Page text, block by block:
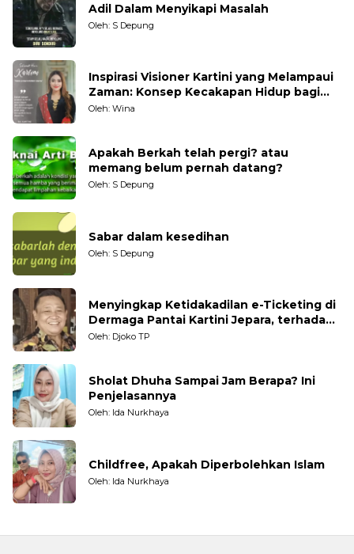
Adil Dalam Menyikapi Masalah
Oleh: S Depung
Inspirasi Visioner Kartini yang Melampaui
Zaman: Konsep Kecakapan Hidup bagi
Generasi Muda
Oleh: Wina
Apakah Berkah telah pergi? atau
memang belum pernah datang?
Oleh: S Depung
Sabar dalam kesedihan
Oleh: S Depung
Menyingkap Ketidakadilan e-Ticketing di
Dermaga Pantai Kartini Jepara, terhadap
Nelayan Tradisional
Oleh: Djoko TP
Sholat Dhuha Sampai Jam Berapa? Ini
Penjelasannya
Oleh: Ida Nurkhaya
Childfree, Apakah Diperbolehkan Islam
Oleh: Ida Nurkhaya